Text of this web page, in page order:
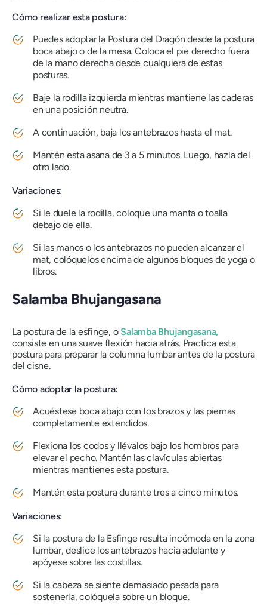
Cómo realizar esta postura:
Puedes adoptar la Postura del Dragón desde la postura
boca abajo o de la mesa. Coloca el pie derecho fuera
de la mano derecha desde cualquiera de estas
posturas.
Baje la rodilla izquierda mientras mantiene las caderas
en una posición neutra.
A continuación, baja los antebrazos hasta el mat.
Mantén estaasanade 3 a 5 minutos. Luego, hazla del
otro lado.
Variaciones:
Si le duele la rodilla, coloque una manta o toalla
debajo de ella.
Si las manos o los antebrazos no pueden alcanzar el
mat, colóquelos encima de algunos bloques de yoga o
libros.
Salamba Bhujangasana
La postura de la esfinge, o Salamba Bhujangasana,
consiste en una suave flexión hacia atrás. Practica esta
postura para preparar la columna lumbar antes de la postura
del cisne.
Cómo adoptar la postura:
Acuéstese boca abajo con los brazos y las piernas
completamente extendidos.
Flexiona los codos y llévalos bajo los hombros para
elevar el pecho. Mantén las clavículas abiertas
mientras mantienes esta postura.
Mantén esta postura durante tres a cinco minutos.
Variaciones:
Si la postura de la Esfinge resulta incómoda en la zona
lumbar, deslice los antebrazos hacia adelante y
apóyese sobre las costillas.
Si la cabeza se siente demasiado pesada para
sostenerla, colóquela sobre un bloque.